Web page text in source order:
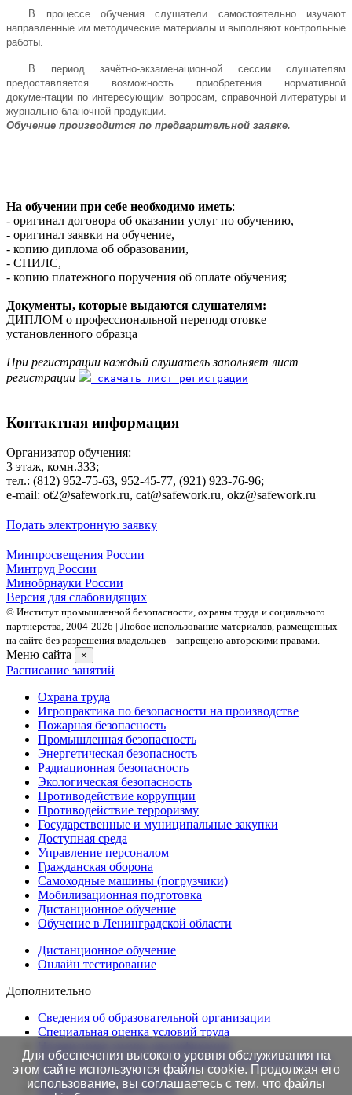
В процессе обучения слушатели самостоятельно изучают
направленные им методические материалы и выполняют контрольные
работы.
В период зачётно-экзаменационной сессии слушателям
предоставляется возможность приобретения нормативной
документации по интересующим вопросам, справочной литературы и
журнально-бланочной продукции.
Обучение производится по предварительной заявке.
На обучении при себе необходимо иметь:
- оригинал договора об оказании услуг по обучению,
- оригинал заявки на обучение,
- копию диплома об образовании,
- СНИЛС,
- копию платежного поручения об оплате обучения;
Документы, которые выдаются слушателям:
ДИПЛОМ о профессиональной переподготовке
установленного образца
При регистрации каждый слушатель заполняет лист
регистрации
скачать лист регистрации
Контактная информация
Организатор обучения:
3 этаж, комн.333;
тел.: (812) 952-75-63, 952-45-77, (921) 923-76-96;
е-mаil: ot2@safework.ru, cat@safework.ru, okz@safework.ru
Подать электронную заявку
Минпросвещения России
Минтруд России
Минобрнауки России
Версия для слабовидящих
© Институт промышленной безопасности, охраны труда и социального
партнерства, 2004- 2026 | Любое использование материалов, размещенных
на сайте без разрешения владельцев – запрещено авторскими правами.
Меню сайта ×
Расписание занятий
Охрана труда
Игропрактика по безопасности на производстве
Пожарная безопасность
Промышленная безопасность
Энергетическая безопасность
Радиационная безопасность
Экологическая безопасность
Противодействие коррупции
Противодействие терроризму
Государственные и муниципальные закупки
Доступная среда
Управление персоналом
Гражданская оборона
Самоходные машины (погрузчики)
Мобилизационная подготовка
Дистанционное обучение
Обучение в Ленинградской области
Дистанционное обучение
Онлайн тестирование
Дополнительно
Сведения об образовательной организации
Cпециальная оценка условий труда
Проверка подлинности протоколов в Едином портале
Готовность документов ТАК
Нормативные документы
Для обеспечения высокого уровня обслуживания на
этом сайте используются файлы cookie. Продолжая его
использование, вы соглашаетесь с тем, что файлы